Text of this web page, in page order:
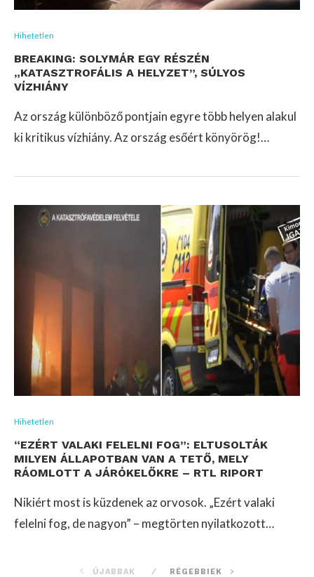
Hihetetlen
BREAKING: SOLYMÁR EGY RÉSZÉN
„KATASZTROFÁLIS A HELYZET”, SÚLYOS
VÍZHIÁNY
Az ország különböző pontjain egyre több helyen alakul
ki kritikus vízhiány. Az ország esőért könyörög!…
Hihetetlen
“EZÉRT VALAKI FELELNI FOG”: ELTUSOLTÁK
MILYEN ÁLLAPOTBAN VAN A TETŐ, MELY
RÁOMLOTT A JÁRÓKELŐKRE – RTL RIPORT
Nikiért most is küzdenek az orvosok. „Ezért valaki
felelni fog, de nagyon” – megtörten nyilatkozott…
ÚJABBAK RÉGEBBIEK